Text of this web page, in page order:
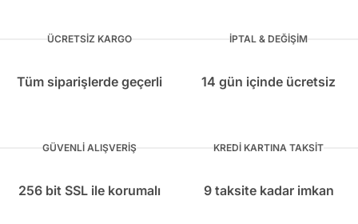
ÜCRETSIZ KARGO
Tüm siparişlerde geçerli
İPTAL & DEĞIŞIM
14 gün içinde ücretsiz
GÜVENLI ALIŞVERIŞ
256 bit SSL ile korumalı
KREDI KARTINA TAKSIT
9 taksite kadar imkan